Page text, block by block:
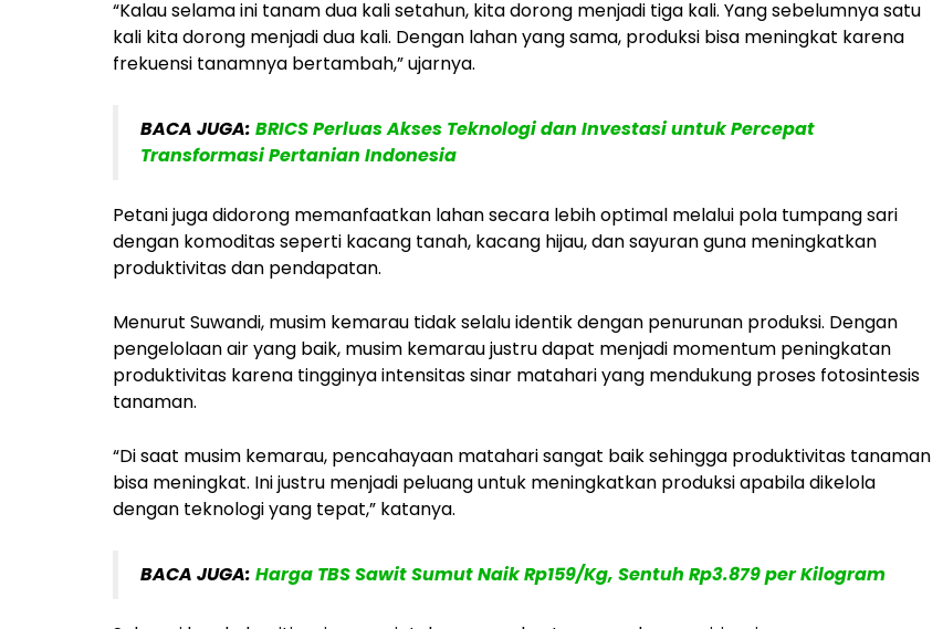
“Kalau selama ini tanam dua kali setahun, kita dorong menjadi tiga kali. Yang sebelumnya satu
kali kita dorong menjadi dua kali. Dengan lahan yang sama, produksi bisa meningkat karena
frekuensi tanamnya bertambah,” ujarnya.
BACA JUGA: BRICS Perluas Akses Teknologi dan Investasi untuk Percepat
Transformasi Pertanian Indonesia
Petani juga didorong memanfaatkan lahan secara lebih optimal melalui pola tumpang sari
dengan komoditas seperti kacang tanah, kacang hijau, dan sayuran guna meningkatkan
produktivitas dan pendapatan.
Menurut Suwandi, musim kemarau tidak selalu identik dengan penurunan produksi. Dengan
pengelolaan air yang baik, musim kemarau justru dapat menjadi momentum peningkatan
produktivitas karena tingginya intensitas sinar matahari yang mendukung proses fotosintesis
tanaman.
“Di saat musim kemarau, pencahayaan matahari sangat baik sehingga produktivitas tanaman
bisa meningkat. Ini justru menjadi peluang untuk meningkatkan produksi apabila dikelola
dengan teknologi yang tepat,” katanya.
BACA JUGA: Harga TBS Sawit Sumut Naik Rp159/Kg, Sentuh Rp3.879 per Kilogram